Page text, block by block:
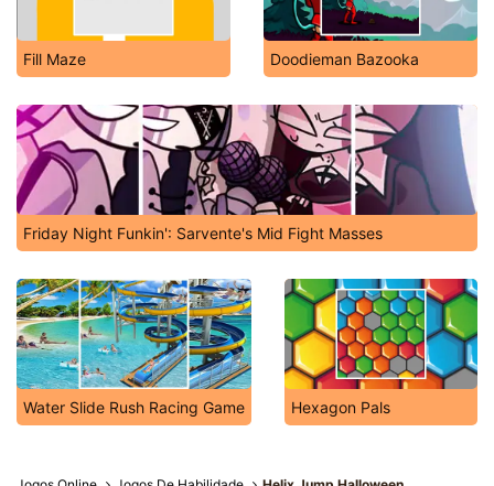
Fill Maze Doodieman Bazooka
Friday Night Funkin': Sarvente's Mid Fight Masses
Water Slide Rush Racing Game Hexagon Pals